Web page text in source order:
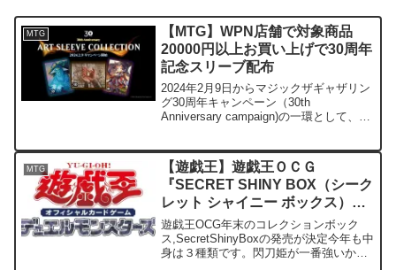
MTG
【MTG】WPN店舗で対象商品
20000円以上お買い上げで30周年
記念スリーブ配布
2024年2月9日からマジックザギャザリン
グ30周年キャンペーン（30th
Anniversary campaign)の一環として、
ック：ザ・ギャザリン...
MTG
【遊戯王】遊戯王ＯＣＧ
『SECRET SHINY BOX（シーク
レット シャイニー ボックス）』
発売
遊戯王OCG年末のコレクションボック
ス,SecretShinyBoxの発売が決定今年も中
身は３種類です。閃刀姫が一番強いか